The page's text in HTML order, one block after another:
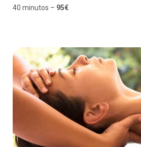
40 minutos – 95€